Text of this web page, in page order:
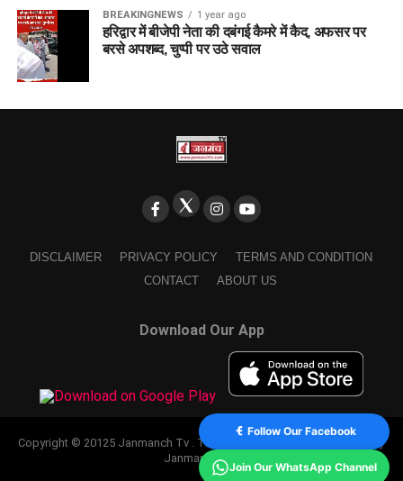
BREAKINGNEWS 1 year ago
हरिद्वार में बीजेपी नेता की दबंगई कैमरे में कैद, अफसर पर
बरसे अपशब्द, चुप्पी पर उठे सवाल
DISCLAIMER PRIVACY POLICY
TERMS AND CONDITION
CONTACT
ABOUT US
Download Our App
Copyright © 20125 Janmanch Tv . Theme by SSDIGIMARK. powered by
Janmanch TV.
Follow Our Facebook
Join Our WhatsApp Channel